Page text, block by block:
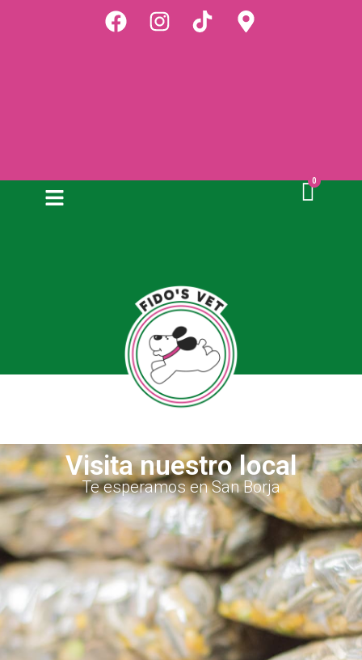
Visita nuestro local
Te esperamos en San Borja